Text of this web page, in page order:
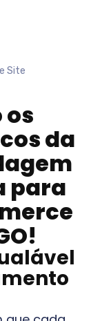
os
da
para
!